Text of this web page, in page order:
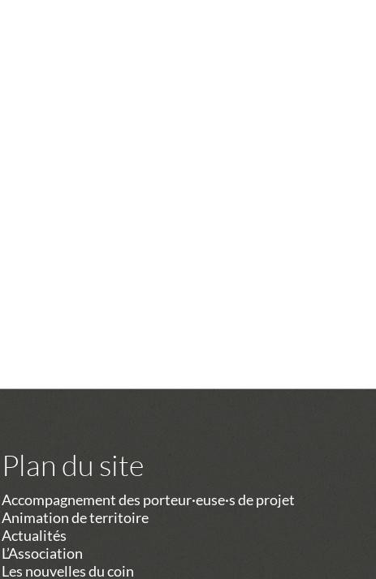
Plan du site
Accompagnement des porteur·euse·s de projet
Animation de territoire
Actualités
L’Association
Les nouvelles du coin